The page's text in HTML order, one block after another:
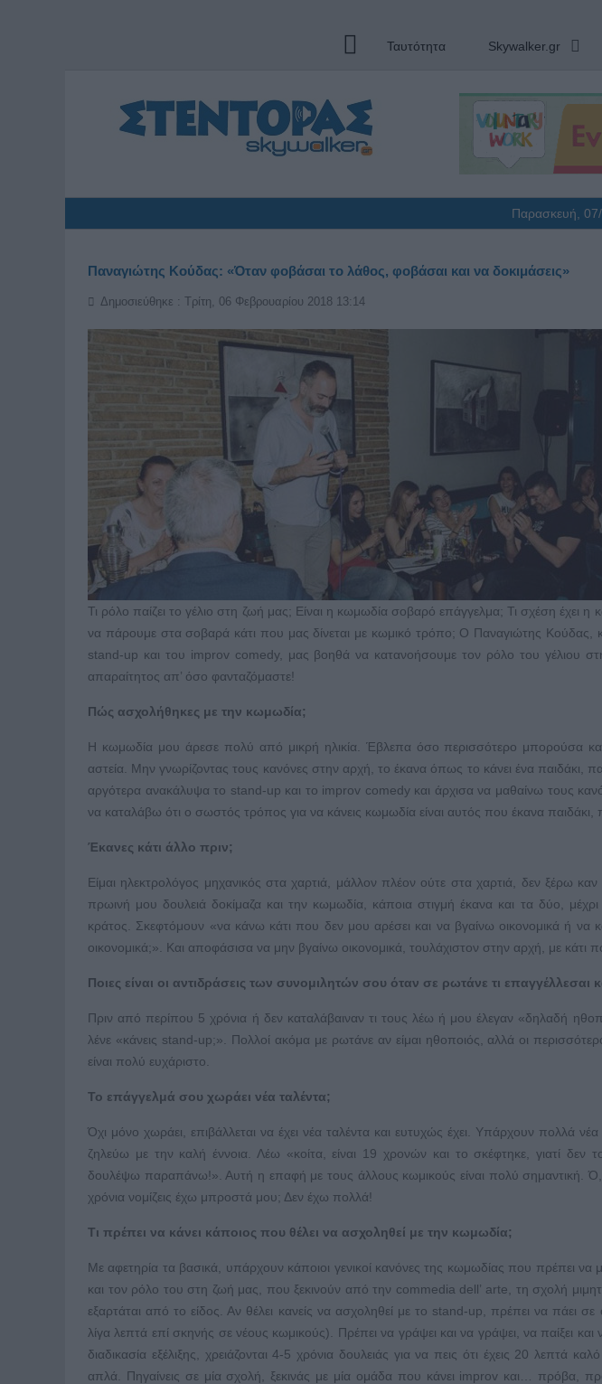
Ταυτότητα Skywalker.gr
Παρασκευή,
Παναγιώτης Κούδας: «Όταν φοβάσαι το λάθος, φοβάσαι και να δοκιμάσεις»
Δημοσιεύθηκε : Τρίτη, 06 Φεβρουαρίου 2018 13:14
Τι ρόλο παίζει το γέλιο στη ζωή μας; Είναι η κωμωδία σοβαρό επάγγελμα; Τι σχέση έχει
να πάρουμε στα σοβαρά κάτι που μας δίνεται με κωμικό τρόπο; Ο Παναγιώτης
stand-up και του improv comedy, μας βοηθά να κατανοήσουμε τον ρόλο του γέλιου
απαραίτητος απ’ όσο φανταζόμαστε!
Πώς ασχολήθηκες με την κωμωδία;
Η κωμωδία μου άρεσε πολύ από μικρή ηλικία. Έβλεπα όσο περισσότερο μπορούσα
αστεία. Μην γνωρίζοντας τους κανόνες στην αρχή, το έκανα όπως το κάνει ένα παιδάκι,
αργότερα ανακάλυψα το stand-up και το improv comedy και άρχισα να μαθαίνω τους
να καταλάβω ότι ο σωστός τρόπος για να κάνεις κωμωδία είναι αυτός που έκανα παιδάκι,
Έκανες κάτι άλλο πριν;
Είμαι ηλεκτρολόγος μηχανικός στα χαρτιά, μάλλον πλέον ούτε στα χαρτιά, δεν ξέρω
πρωινή μου δουλειά δοκίμαζα και την κωμωδία, κάποια στιγμή έκανα και τα δύο,
κράτος. Σκεφτόμουν «να κάνω κάτι που δεν μου αρέσει και να βγαίνω οικονομικά ή να
οικονομικά;». Και αποφάσισα να μην βγαίνω οικονομικά, τουλάχιστον στην αρχή, με κάτι
Ποιες είναι οι αντιδράσεις των συνομιλητών σου όταν σε ρωτάνε τι επαγγέλλεσαι
Πριν από περίπου 5 χρόνια ή δεν καταλάβαιναν τι τους λέω ή μου έλεγαν «δηλαδή
λένε «κάνεις stand-up;». Πολλοί ακόμα με ρωτάνε αν είμαι ηθοποιός, αλλά οι
είναι πολύ ευχάριστο.
Το επάγγελμά σου χωράει νέα ταλέντα;
Όχι μόνο χωράει, επιβάλλεται να έχει νέα ταλέντα και ευτυχώς έχει. Υπάρχουν πολλά νέα
ζηλεύω με την καλή έννοια. Λέω «κοίτα, είναι 19 χρονών και το σκέφτηκε, γιατί
δουλέψω παραπάνω!». Αυτή η επαφή με τους άλλους κωμικούς είναι πολύ σημαντική.
χρόνια νομίζεις έχω μπροστά μου; Δεν έχω πολλά!
Τι πρέπει να κάνει κάποιος που θέλει να ασχοληθεί με την κωμωδία;
Με αφετηρία τα βασικά, υπάρχουν κάποιοι γενικοί κανόνες της κωμωδίας που πρέπει να
και τον ρόλο του στη ζωή μας, που ξεκινούν από την commedia dell’ arte, τη σχολή
εξαρτάται από το είδος. Αν θέλει κανείς να ασχοληθεί με το stand-up, πρέπει να πάει
λίγα λεπτά επί σκηνής σε νέους κωμικούς). Πρέπει να γράψει και να γράψει, να παίξει
διαδικασία εξέλιξης, χρειάζονται 4-5 χρόνια δουλειάς για να πεις ότι έχεις 20 λεπτά
απλά. Πηγαίνεις σε μία σχολή, ξεκινάς με μία ομάδα που κάνει improv και… πρόβα,